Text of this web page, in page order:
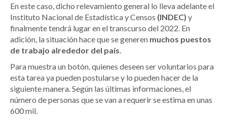
En este caso, dicho relevamiento general lo lleva adelante el
Instituto Nacional de Estadística y Censos (INDEC) y
finalmente tendrá lugar en el transcurso del 2022. En
adición, la situación hace que se generen muchos puestos
de trabajo alrededor del país.
Para muestra un botón, quienes deseen ser voluntarios para
esta tarea ya pueden postularse y lo pueden hacer de la
siguiente manera. Según las últimas informaciones, el
número de personas que se van a requerir se estima en unas
600 mil.